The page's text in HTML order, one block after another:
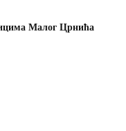
Малог Црнића